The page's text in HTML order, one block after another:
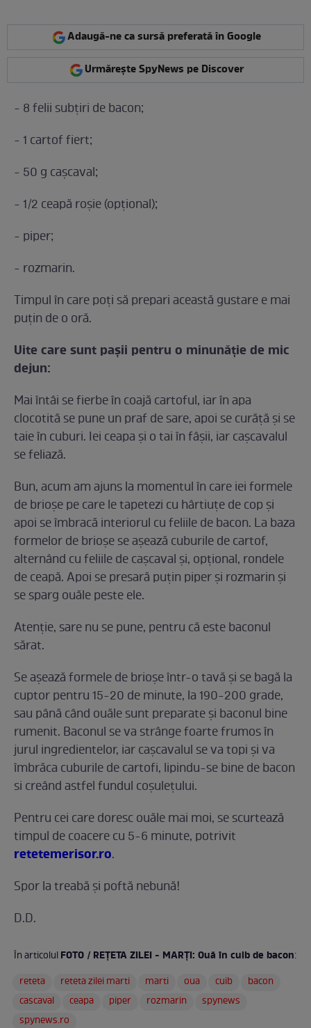
Adaugă-ne ca sursă preferată în Google
Urmărește SpyNews pe Discover
- 8 felii subțiri de bacon;
- 1 cartof fiert;
- 50 g cașcaval;
- 1/2 ceapă roșie (opțional);
- piper;
- rozmarin.
Timpul în care poţi să prepari această gustare e mai
puţin de o oră.
Uite care sunt paşii pentru o minunăţie de mic
dejun:
Mai întâi se fierbe în coajă cartoful, iar în apa
clocotită se pune un praf de sare, apoi se curăță și se
taie în cuburi. Iei ceapa şi o tai în fâșii, iar cașcavalul
se feliază.
Bun, acum am ajuns la momentul în care iei formele
de brioşe pe care le tapetezi cu hârtiuţe de cop şi
apoi se îmbracă interiorul cu feliile de bacon. La baza
formelor de brioșe se aşează cuburile de cartof,
alternând cu feliile de cașcaval și, opțional, rondele
de ceapă. Apoi se presară puțin piper și rozmarin și
se sparg ouăle peste ele.
Atenţie, sare nu se pune, pentru că este baconul
sărat.
Se aşează formele de brioșe într-o tavă și se bagă la
cuptor pentru 15-20 de minute, la 190-200 grade,
sau până când ouăle sunt preparate și baconul bine
rumenit. Baconul se va strânge foarte frumos în
jurul ingredientelor, iar cașcavalul se va topi și va
îmbrăca cuburile de cartofi, lipindu-se bine de bacon
si creând astfel fundul coșulețului.
Pentru cei care doresc ouăle mai moi, se scurtează
timpul de coacere cu 5-6 minute, potrivit
retetemerisor.ro.
Spor la treabă şi poftă nebună!
D.D.
În articolulFOTO / REŢETA ZILEI - MARŢI: Ouă în cuib de bacon:
reteta
reteta zilei marti marti oua cuib
bacon
cascaval
ceapa piper rozmarin
spynews
spynews.ro